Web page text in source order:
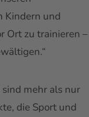
Kindern und
Ort zu trainieren –
mehr als nur
die Sport und